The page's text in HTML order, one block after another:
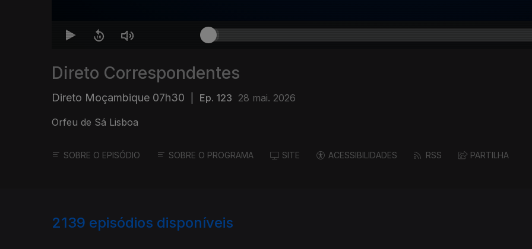
Direto Correspondentes
Direto Moçambique 07h30 Ep. 123 28 mai. 2026
Orfeu de Sá Lisboa
SOBRE O EPISÓDIO SOBRE O PROGRAMA SITE ACESSIBILIDADES RSS PARTILHA
2139 episódios disponíveis